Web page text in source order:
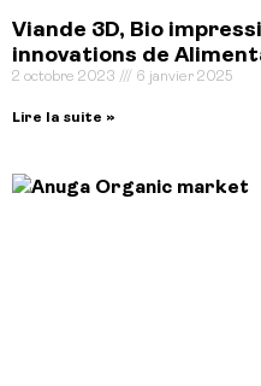
Viande 3D, Bio
innovations de
2 octobre 2023 6 janvier 2025
Lire la suite »